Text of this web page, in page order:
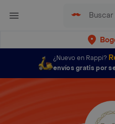
¿Nuevo en Rappi?
envíos gratis por